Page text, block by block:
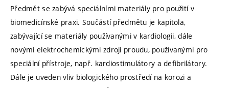
Předmět se zabývá speciálními materiály pro použití v
biomedicínské praxi. Součástí předmětu je kapitola,
zabývající se materiály používanými v kardiologii, dále
novými elektrochemickými zdroji proudu, používanými pro
speciální přístroje, např. kardiostimulátory a defibrilátory.
Dále je uveden vliv biologického prostředí na korozi a